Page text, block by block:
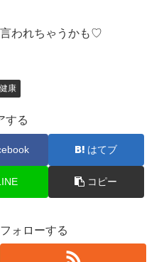
言われちゃうかも♡
康
する
はてブ
コピー
ォローする